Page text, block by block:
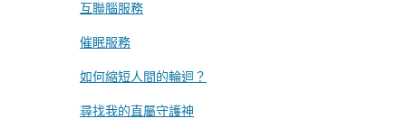
互聯腦服務
催眠服務
如何縮短人間的輪迴？
尋找我的直屬守護神